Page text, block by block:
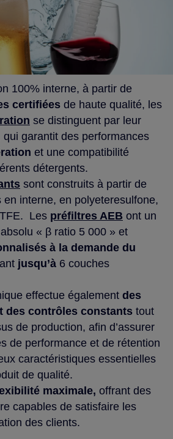
100% interne, à partir de
certifiées de haute qualité, les
se distinguent par leur
garantit des performances
et une compatibilité
détergents.
sont construits à partir de
en interne, en polyeteresulfone,
Les préfiltres AEB ont un
« β ratio 5 000 » et
à la demande du
jusqu’à 6 couches
effectue également des
des contrôles constants tout
de production, afin d’assurer
de performance et de rétention
caractéristiques essentielles
de qualité.
maximale, offrant des
capables de satisfaire les
des clients.